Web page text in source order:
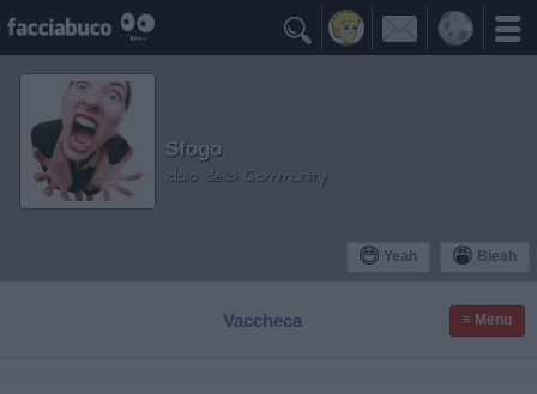

Yeah Bleah
Sfogo
Idolo della Community
Vaccheca ≡ Menu